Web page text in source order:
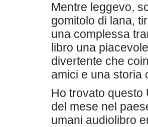
Mentre leggevo,
gomitolo di lana,
una complessa
libro una
divertente che
amici e una storia
Ho trovato questo
del mese nel
umani audiolibro